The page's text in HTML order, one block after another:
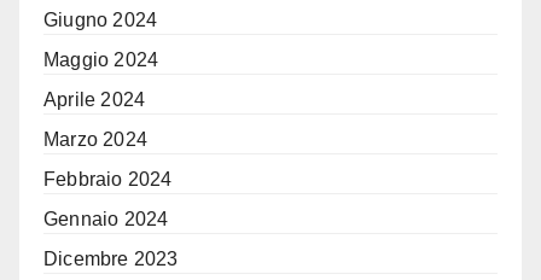
Giugno 2024
Maggio 2024
Aprile 2024
Marzo 2024
Febbraio 2024
Gennaio 2024
Dicembre 2023